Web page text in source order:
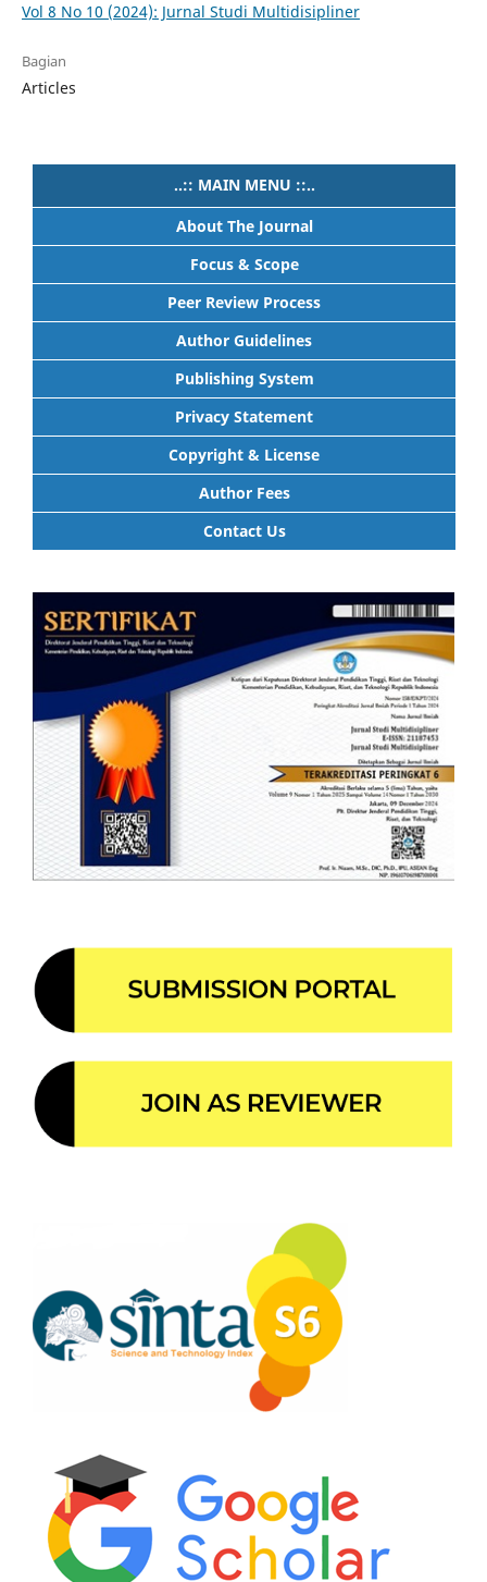
Vol 8 No 10 (2024): Jurnal Studi Multidisipliner
Bagian
Articles
..:: MAIN MENU ::..
About The Journal
Focus & Scope
Peer Review Process
Author Guidelines
Publishing System
Privacy Statement
Copyright & License
Author Fees
Contact Us